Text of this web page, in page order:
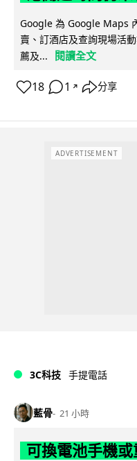
Google 為 Google Maps
賣、訂酒店及查詢現場活
薦及...
閱讀全文
18 1 ↗ 分享
ADVERTISEMENT
3C科技 手提電話
藍骨 21 小時
可換電池手機